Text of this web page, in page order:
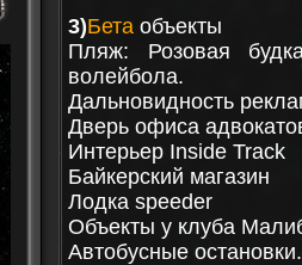
3)Бета объекты
Пляж: Розовая
волейбола.
Дальновидность
Дверь офиса
Интерьер Inside Track
Байкерский магазин
Лодка speeder
Объекты у клуба
Автобусные остановки.